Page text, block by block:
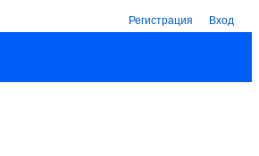
Регистрация Вход